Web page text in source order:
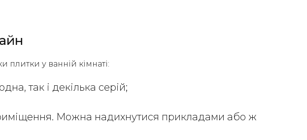
у ванній кімнаті:
так і декілька серій;
Можна надихнутися прикладами або ж